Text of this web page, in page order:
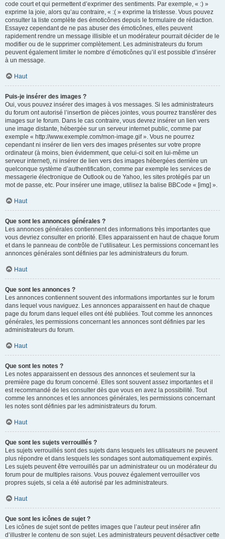
code court et qui permettent d’exprimer des sentiments. Par exemple, « :) »
exprime la joie, alors qu’au contraire, « :( » exprime la tristesse. Vous pouvez
consulter la liste complète des émoticônes depuis le formulaire de rédaction.
Essayez cependant de ne pas abuser des émoticônes, elles peuvent
rapidement rendre un message illisible et un modérateur pourrait décider de le
modifier ou de le supprimer complètement. Les administrateurs du forum
peuvent également limiter le nombre d’émoticônes qu’il est possible d’insérer
à un message.
Haut
Puis-je insérer des images ?
Oui, vous pouvez insérer des images à vos messages. Si les administrateurs
du forum ont autorisé l’insertion de pièces jointes, vous pourrez transférer des
images sur le forum. Dans le cas contraire, vous devrez insérer un lien vers
une image distante, hébergée sur un serveur internet public, comme par
exemple « http://www.exemple.com/mon-image.gif ». Vous ne pourrez
cependant ni insérer de lien vers des images présentes sur votre propre
ordinateur (à moins, bien évidemment, que celui-ci soit en lui-même un
serveur internet), ni insérer de lien vers des images hébergées derrière un
quelconque système d’authentification, comme par exemple les services de
messagerie électronique de Outlook ou de Yahoo, les sites protégés par un
mot de passe, etc. Pour insérer une image, utilisez la balise BBCode « [img] ».
Haut
Que sont les annonces générales ?
Les annonces générales contiennent des informations très importantes que
vous devriez consulter en priorité. Elles apparaissent en haut de chaque forum
et dans le panneau de contrôle de l’utilisateur. Les permissions concernant les
annonces générales sont définies par les administrateurs du forum.
Haut
Que sont les annonces ?
Les annonces contiennent souvent des informations importantes sur le forum
dans lequel vous naviguez. Les annonces apparaissent en haut de chaque
page du forum dans lequel elles ont été publiées. Tout comme les annonces
générales, les permissions concernant les annonces sont définies par les
administrateurs du forum.
Haut
Que sont les notes ?
Les notes apparaissent en dessous des annonces et seulement sur la
première page du forum concerné. Elles sont souvent assez importantes et il
est recommandé de les consulter dès que vous en avez la possibilité. Tout
comme les annonces et les annonces générales, les permissions concernant
les notes sont définies par les administrateurs du forum.
Haut
Que sont les sujets verrouillés ?
Les sujets verrouillés sont des sujets dans lesquels les utilisateurs ne peuvent
plus répondre et dans lesquels les sondages sont automatiquement expirés.
Les sujets peuvent être verrouillés par un administrateur ou un modérateur du
forum pour de multiples raisons. Vous pouvez également verrouiller vos
propres sujets, si cela a été autorisé par les administrateurs.
Haut
Que sont les icônes de sujet ?
Les icônes de sujet sont de petites images que l’auteur peut insérer afin
d’illustrer le contenu de son sujet. Les administrateurs peuvent désactiver cette